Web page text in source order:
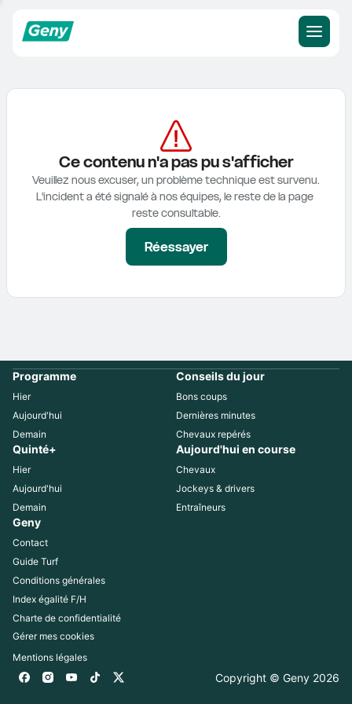
Ce contenu n'a pas pu s'afficher
Veuillez nous excuser, un problème technique est survenu.
L'incident a été signalé à nos équipes, le reste de la page
reste consultable.
Réessayer
Programme
Hier
Aujourd'hui
Demain
Conseils du jour
Bons coups
Dernières minutes
Chevaux repérés
Quinté+
Hier
Aujourd'hui
Demain
Aujourd'hui en course
Chevaux
Jockeys & drivers
Entraîneurs
Geny
Contact
Guide Turf
Conditions générales
Index égalité F/H
Charte de confidentialité
Gérer mes cookies
Mentions légales
Copyright © Geny 2026